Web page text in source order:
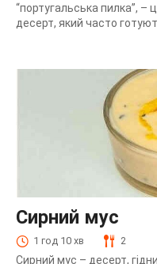
“португальська пилка”, –
десерт, який часто
Сирний мус
1 год 10 хв 2
Сирний мус – десерт,